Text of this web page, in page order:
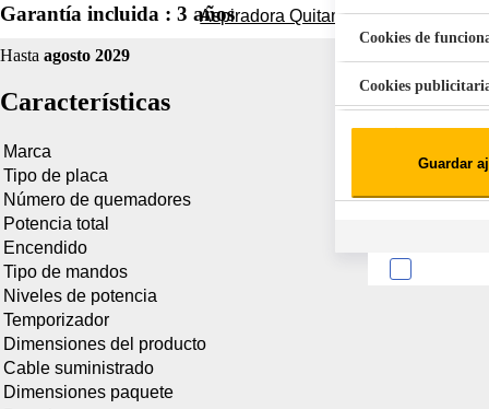
Aspiradora Quitamanchas 450W
Garantía incluida : 3 años
Hasta agosto 2029
Características
Marca
Tipo de placa
Número de quemadores
Potencia total
Encendido
Tipo de mandos
Niveles de potencia
Temporizador
Dimensiones del producto
Cable suministrado
Dimensiones paquete
Cookies de
Cookies
Sobre la
Cuando visitas un
Guardar